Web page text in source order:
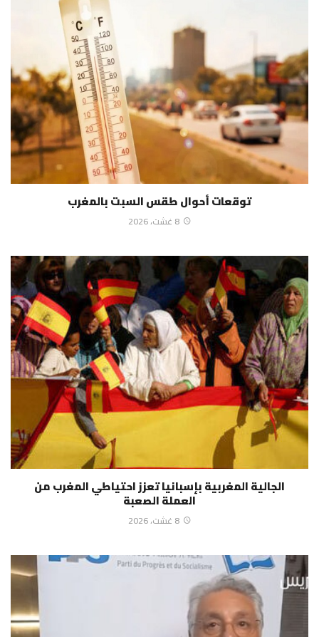
توقعات أحوال طقس السبت بالمغرب
8 غشت، 2026
الجالية المغربية بإسبانيا تعزز احتياطي المغرب من
العملة الصعبة
8 غشت، 2026